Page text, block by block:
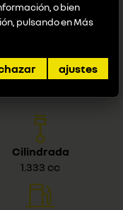
Desde
Cilindrada
1.333 cc
o bien
pulsando enMás
ajustes